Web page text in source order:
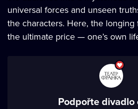
universal forces and unseen
the characters. Here, the
the ultimate price — one’s own
Podpořte divadlo